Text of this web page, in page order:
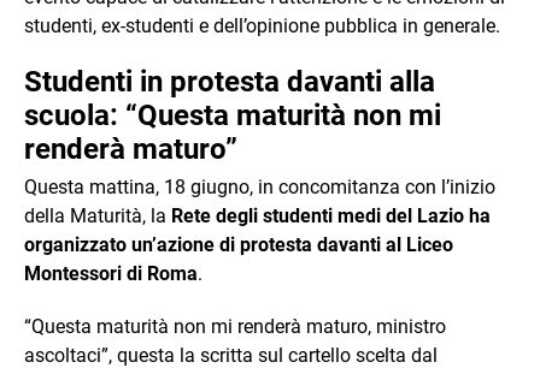
studenti, ex-studenti e dell’opinione pubblica in generale.
Studenti in protesta davanti alla
scuola: “Questa maturità non mi
renderà maturo”
Questa mattina, 18 giugno, in concomitanza con l’inizio
della Maturità, la Rete degli studenti medi del Lazio ha
organizzato un’azione di protesta davanti al Liceo
Montessori di Roma.
“Questa maturità non mi renderà maturo, ministro
ascoltaci”, questa la scritta sul cartello scelta dal